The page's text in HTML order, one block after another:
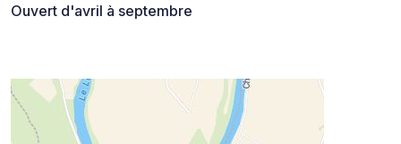
Ouvert d'avril à septembre